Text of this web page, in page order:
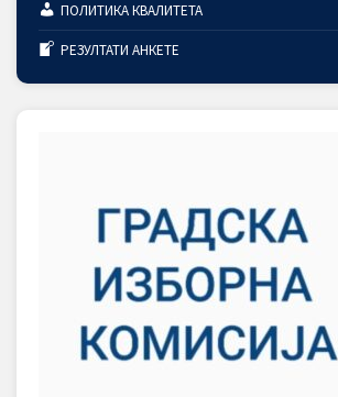
ПОЛИТИКА КВАЛИТЕТА
РЕЗУЛТАТИ АНКЕТЕ